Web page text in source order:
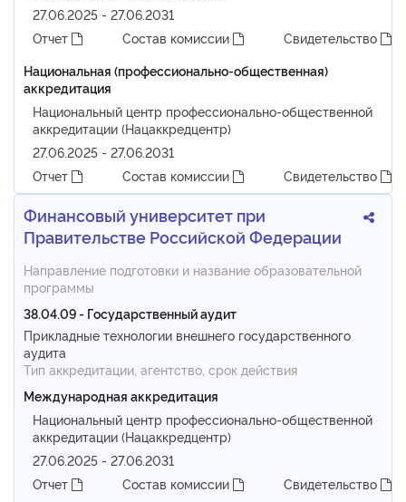
27.06.2025 - 27.06.2031
Отчет
Состав комиссии
Свидетельство
Национальная (профессионально-общественная)
аккредитация
Национальный центр профессионально-общественной
аккредитации (Нацаккредцентр)
27.06.2025 - 27.06.2031
Отчет
Состав комиссии Свидетельство
Финансовый университет при
Правительстве Российской Федерации
Направление подготовки и название образовательной
программы
38.04.09 - Государственный аудит
Прикладные технологии внешнего государственного
аудита
Тип аккредитации, агентство, срок действия
Международная аккредитация
Национальный центр профессионально-общественной
аккредитации (Нацаккредцентр)
27.06.2025 - 27.06.2031
Отчет
Состав комиссии Свидетельство